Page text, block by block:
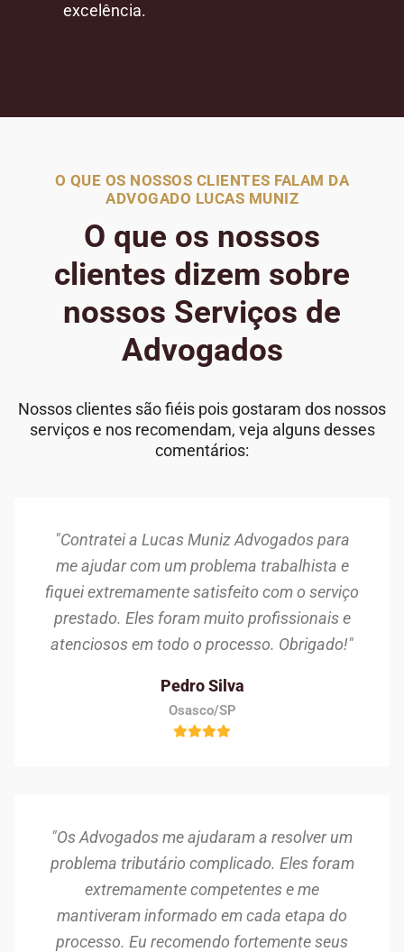
excelência.
O QUE OS NOSSOS CLIENTES FALAM DA
ADVOGADO LUCAS MUNIZ
O que os nossos
clientes dizem sobre
nossos Serviços de
Advogados
Nossos clientes são fiéis pois gostaram dos nossos
serviços e nos recomendam, veja alguns desses
comentários:
"Contratei a Lucas Muniz Advogados para
me ajudar com um problema trabalhista e
fiquei extremamente satisfeito com o serviço
prestado. Eles foram muito profissionais e
atenciosos em todo o processo. Obrigado!"
Pedro Silva
Osasco/SP
"Os Advogados me ajudaram a resolver um
problema tributário complicado. Eles foram
extremamente competentes e me
mantiveram informado em cada etapa do
processo. Eu recomendo fortemente seus